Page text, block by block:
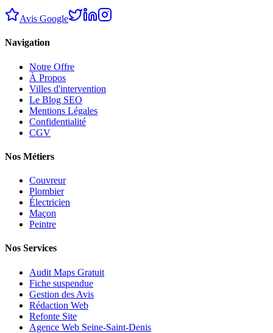
Avis Google
Navigation
Notre Offre
À Propos
Villes d'intervention
Le Blog SEO
Mentions Légales
Confidentialité
CGV
Nos Métiers
Couvreur
Plombier
Électricien
Maçon
Peintre
Nos Services
Audit Maps Gratuit
Fiche suspendue
Gestion des Avis
Rédaction Web
Refonte Site
Agence Web Seine-Saint-Denis